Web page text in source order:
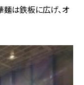
麺は鉄板に広げ、オ